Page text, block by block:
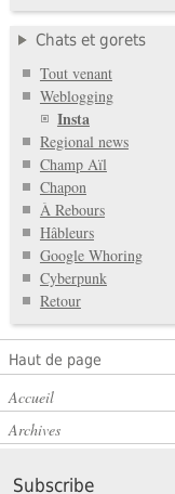
Chats et gorets
Tout venant
Weblogging
Insta
Regional news
Champ Aïl
Chapon
À Rebours
Hâbleurs
Google Whoring
Cyberpunk
Retour
Haut de page
Accueil
Archives
Subscribe